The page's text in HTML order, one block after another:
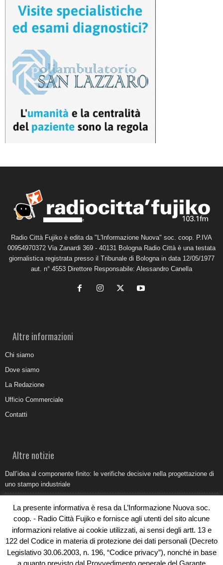
Radio Città Fujiko è edita da "L'Informazione Nuova" soc. coop. P.IVA
00954970372 Via Zanardi 369 - 40131 Bologna Radio Città è una testata
giornalistica registrata presso il Tribunale di Bologna in data 12/05/1977
aut. n° 4553 Direttore Responsabile: Alessandro Canella
Altre informazioni
Chi siamo
Dove siamo
La Redazione
Ufficio Commerciale
Contatti
Altre notizie
Dall’idea al componente finito: le verifiche decisive nella progettazione di
uno stampo industriale
Come organizzare e allestire una camera ardente per l’ultimo saluto
Umidità di risalita in casa, come riconoscere i segnali veri
Torna il Sun Donato Festival 2026
La presente informativa è resa da L’Informazione Nuova soc.
coop. - Radio Città Fujiko e fornisce agli utenti del sito alcune
informazioni relative ai cookie utilizzati, ai sensi degli artt. 13 e
122 del Codice in materia di protezione dei dati personali (Decreto
Legislativo 30.06.2003, n. 196, “Codice privacy”), nonché in base